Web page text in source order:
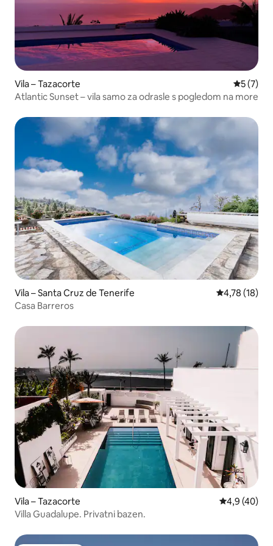
Vila – Tazacorte
5 (7)
Atlantic Sunset – vila samo za odrasle s pogledom na more
Vila – Santa Cruz de Tenerife Prosječna
4,78 (18)
Casa Barreros
Vila – Tazacorte Prosječna
4,9 (40)
Villa Guadalupe. Privatni bazen.